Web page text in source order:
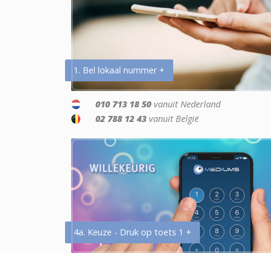
1. Bel lokaal nummer +
010 713 18 50 vanuit Nederland
02 788 12 43 vanuit België
4a. Keuze - Druk op toets 1 +